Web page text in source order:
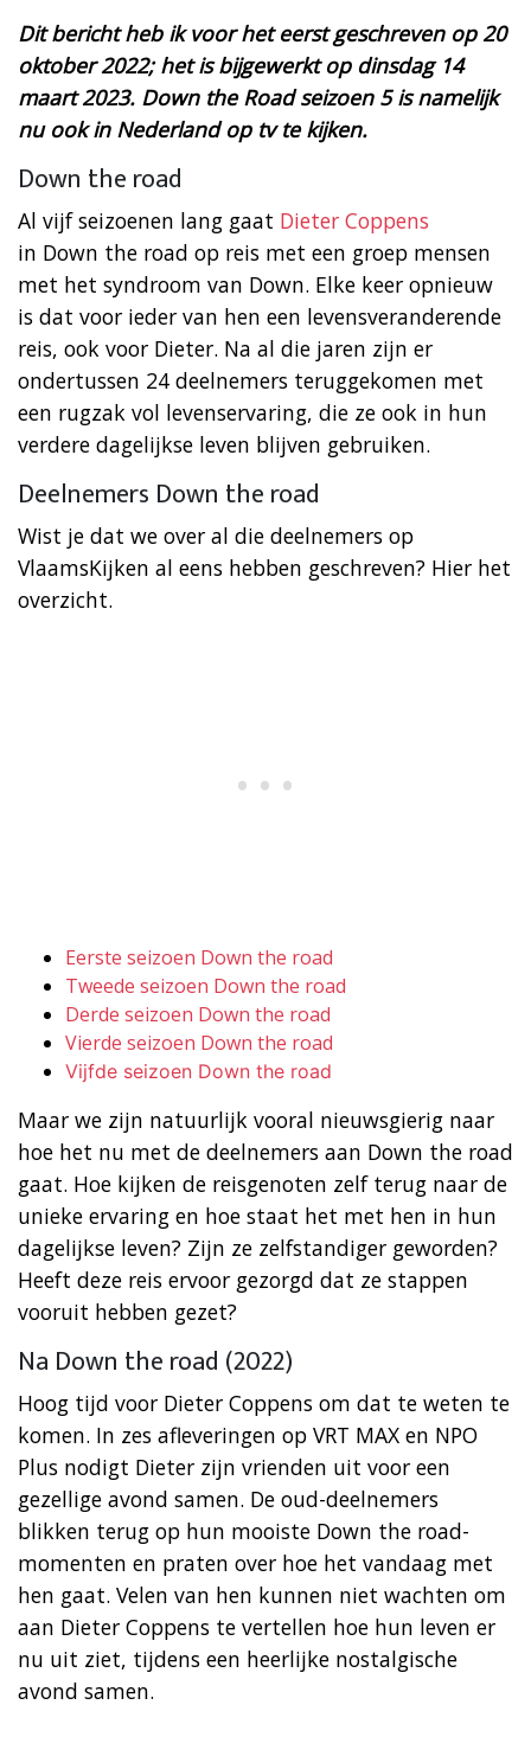
Dit bericht heb ik voor het eerst geschreven op 20
oktober 2022; het is bijgewerkt op dinsdag 14
maart 2023. Down the Road seizoen 5 is namelijk
nu ook in Nederland op tv te kijken.
Down the road
Al vijf seizoenen lang gaat Dieter Coppens
in Down the road op reis met een groep mensen
met het syndroom van Down. Elke keer opnieuw
is dat voor ieder van hen een levensveranderende
reis, ook voor Dieter. Na al die jaren zijn er
ondertussen 24 deelnemers teruggekomen met
een rugzak vol levenservaring, die ze ook in hun
verdere dagelijkse leven blijven gebruiken.
Deelnemers Down the road
Wist je dat we over al die deelnemers op
VlaamsKijken al eens hebben geschreven? Hier het
overzicht.
Eerste seizoen Down the road
Tweede seizoen Down the road
Derde seizoen Down the road
Vierde seizoen Down the road
Vijfde seizoen Down the road
Maar we zijn natuurlijk vooral nieuwsgierig naar
hoe het nu met de deelnemers aan Down the road
gaat. Hoe kijken de reisgenoten zelf terug naar de
unieke ervaring en hoe staat het met hen in hun
dagelijkse leven? Zijn ze zelfstandiger geworden?
Heeft deze reis ervoor gezorgd dat ze stappen
vooruit hebben gezet?
Na Down the road (2022)
Hoog tijd voor Dieter Coppens om dat te weten te
komen. In zes afleveringen op VRT MAX en NPO
Plus nodigt Dieter zijn vrienden uit voor een
gezellige avond samen. De oud-deelnemers
blikken terug op hun mooiste Down the road-
momenten en praten over hoe het vandaag met
hen gaat. Velen van hen kunnen niet wachten om
aan Dieter Coppens te vertellen hoe hun leven er
nu uit ziet, tijdens een heerlijke nostalgische
avond samen.